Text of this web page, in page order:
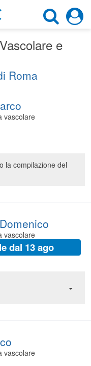
×
×
e
Roma
vascolare
la compilazione del
vascolare
dal 13 ago
vascolare